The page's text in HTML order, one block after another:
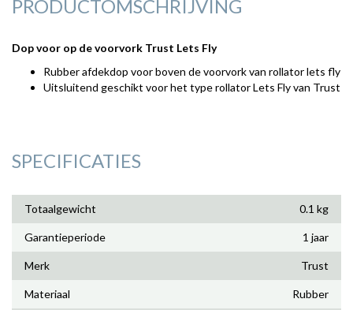
PRODUCTOMSCHRIJVING
Dop voor op de voorvork Trust Lets Fly
Rubber afdekdop voor boven de voorvork van rollator lets fly
Uitsluitend geschikt voor het type rollator Lets Fly van Trust
SPECIFICATIES
Totaalgewicht 0.1 kg
Garantieperiode 1 jaar
Merk Trust
Materiaal Rubber